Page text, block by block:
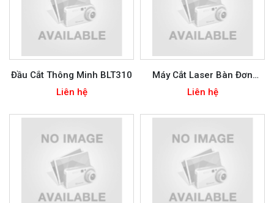
Đầu Cắt Thông Minh BLT310
Liên hệ
Máy Cắt Laser Bàn Đơn
Công Suất Cao
Liên hệ